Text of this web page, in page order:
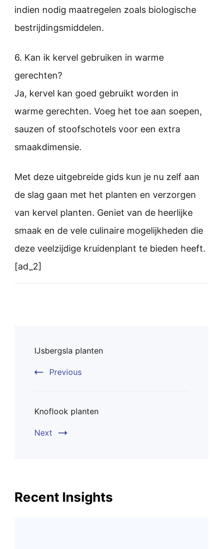
indien nodig maatregelen zoals biologische
bestrijdingsmiddelen.
6. Kan ik kervel gebruiken in warme
gerechten?
Ja, kervel kan goed gebruikt worden in
warme gerechten. Voeg het toe aan soepen,
sauzen of stoofschotels voor een extra
smaakdimensie.
Met deze uitgebreide gids kun je nu zelf aan
de slag gaan met het planten en verzorgen
van kervel planten. Geniet van de heerlijke
smaak en de vele culinaire mogelijkheden die
deze veelzijdige kruidenplant te bieden heeft.
[ad_2]
Navigation
IJsbergsla planten
Previous
Knoflook planten
Next
Recent Insights